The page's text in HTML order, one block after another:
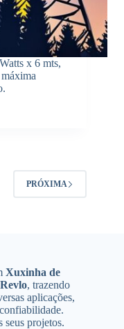
x 6 mts,
PRÓXIMA
Xuxinha de
, trazendo
aplicações,
seus projetos.